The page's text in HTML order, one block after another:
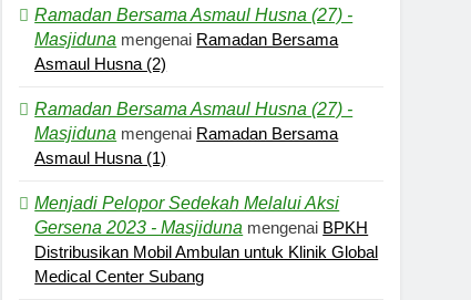
Ramadan Bersama Asmaul Husna (27) -
Masjiduna mengenai Ramadan Bersama
Asmaul Husna (2)
Ramadan Bersama Asmaul Husna (27) -
Masjiduna mengenai Ramadan Bersama
Asmaul Husna (1)
Menjadi Pelopor Sedekah Melalui Aksi
Gersena 2023 - Masjiduna mengenai BPKH
Distribusikan Mobil Ambulan untuk Klinik Global
Medical Center Subang